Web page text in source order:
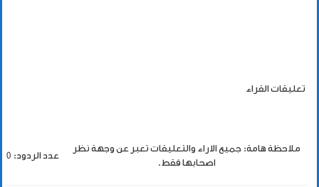
تعليقات القراء
ملاحظة هامة: جميع الاراء والتعليقات تعبر عن وجهة نظر
اصحابها فقط.
عدد الردود: 0